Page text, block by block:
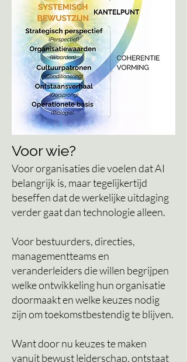
Voor wie?
Voor organisaties dievoelendat AI
belangrijk is, maar tegelijkertijd
beseffen dat de werkelijke uitdaging
verder gaat dan technologie alleen.
Voor bestuurders, directies,
managementteams en
veranderleiders die willen begrijpen
welke ontwikkeling hun organisatie
doormaakt en welke keuzes nodig
zijn om toekomstbestendig te blijven.
Want door nu keuzes te maken
vanuit bewust leiderschap, ontstaat